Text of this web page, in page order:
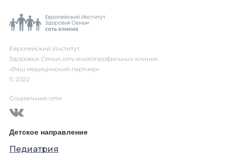
Европейский Институт
Здоровья Семьи, сеть многопрофильных клиник
«Ваш медицинский партнер»
© 2022
Социальные сети
Детское направление
Педиатрия